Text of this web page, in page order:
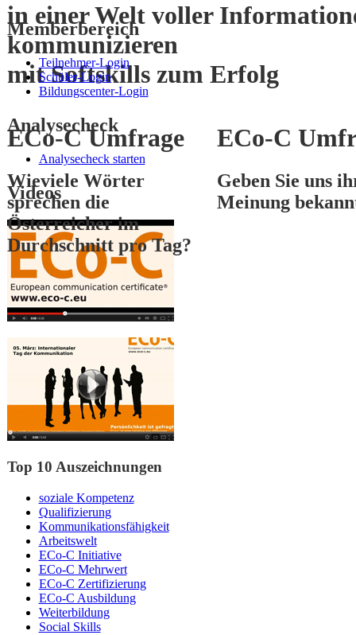
in einer Welt voller
kommunizieren
mitSoftskillszum Erfolg
ECo-C Umfrage
Wieviele Wörter
sprechen die
Österreicher im
Durchschnitt pro Tag?
ECo-C
Geben Sie uns
Meinung
3
Memberbereich
Teilnehmer-Login
Schüler-Login
Bildungscenter-Login
Analysecheck
Analysecheck starten
Videos
Top 10 Auszeichnungen
soziale Kompetenz
Qualifizierung
Kommunikationsfähigkeit
Arbeitswelt
ECo-C Initiative
ECo-C Mehrwert
ECo-C Zertifizierung
ECo-C Ausbildung
Weiterbildung
Social Skills